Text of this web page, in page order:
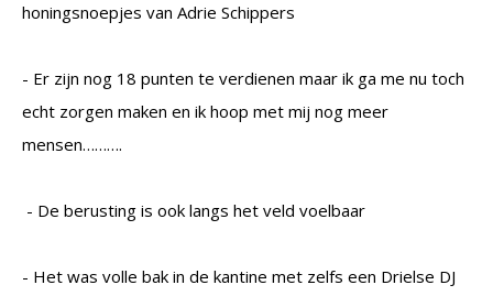
honingsnoepjes van Adrie Schippers
- Er zijn nog 18 punten te verdienen maar ik ga me nu toch
echt zorgen maken en ik hoop met mij nog meer
mensen……….
- De berusting is ook langs het veld voelbaar
- Het was volle bak in de kantine met zelfs een Drielse DJ